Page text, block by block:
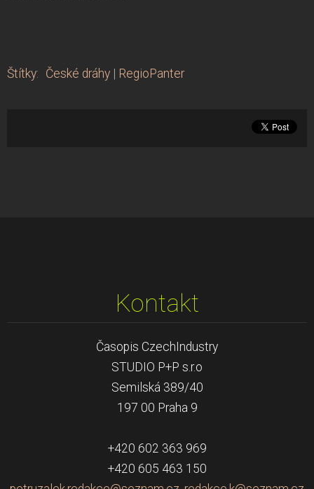
Štítky: České dráhy | RegioPanter
Kontakt
Časopis CzechIndustry
STUDIO P+P s.r.o
Semilská 389/40
197 00 Praha 9
+420 602 363 969
+420 605 463 150